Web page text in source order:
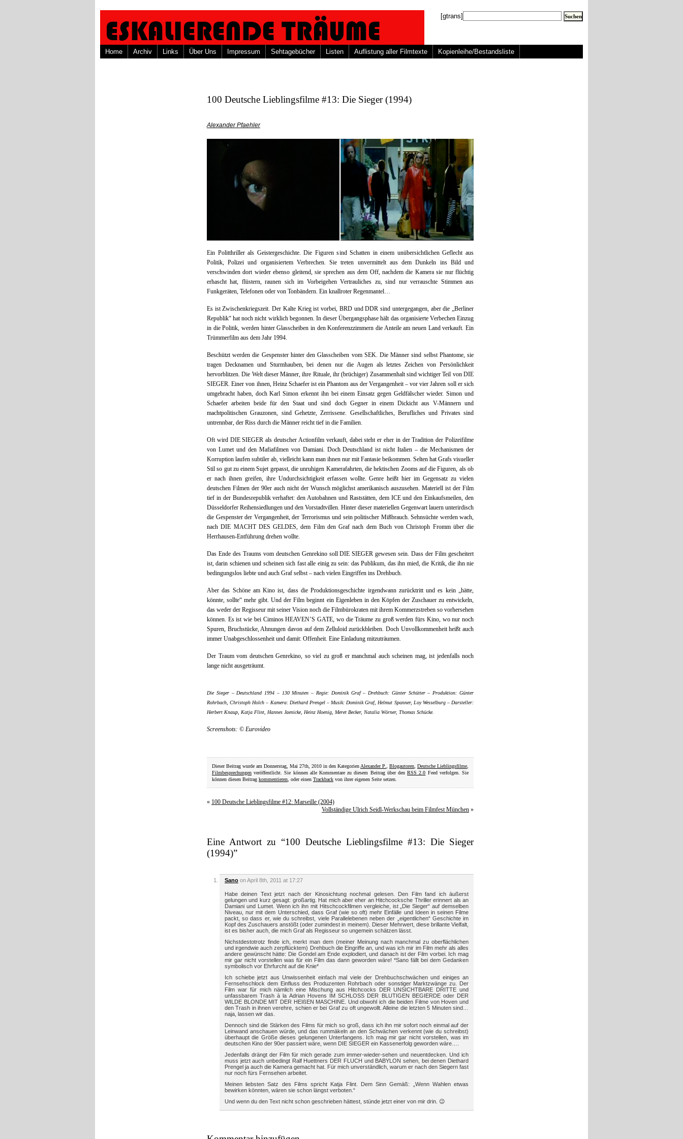
[gtrans]
Home Archiv Links Über Uns Impressum Sehtagebücher Listen Auflistung aller Filmtexte Kopienleihe/Bestandsliste
100 Deutsche Lieblingsfilme #13: Die Sieger (1994)
Alexander Pfaehler
Ein Politthriller als Geistergeschichte. Die Figuren sind Schatten in einem unübersichtlichen Geflecht aus
Politik, Polizei und organisiertem Verbrechen. Sie treten unvermittelt aus dem Dunkeln ins Bild und
verschwinden dort wieder ebenso gleitend, sie sprechen aus dem Off, nachdem die Kamera sie nur flüchtig
erhascht hat, flüstern, raunen sich im Vorbeigehen Vertrauliches zu, sind nur verrauschte Stimmen aus
Funkgeräten, Telefonen oder von Tonbändern. Ein knallroter Regenmantel…
Es ist Zwischenkriegszeit. Der Kalte Krieg ist vorbei, BRD und DDR sind untergegangen, aber die „Berliner
Republik“ hat noch nicht wirklich begonnen. In dieser Übergangsphase hält das organisierte Verbechen Einzug
in die Politik, werden hinter Glasscheiben in den Konferenzzimmern die Anteile am neuen Land verkauft. Ein
Trümmerfilm aus dem Jahr 1994.
Beschützt werden die Gespenster hinter den Glasscheiben vom SEK. Die Männer sind selbst Phantome, sie
tragen Decknamen und Sturmhauben, bei denen nur die Augen als letztes Zeichen von Persönlichkeit
hervorblitzen. Die Welt dieser Männer, ihre Rituale, ihr (brüchiger) Zusammenhalt sind wichtiger Teil von DIE
SIEGER. Einer von ihnen, Heinz Schaefer ist ein Phantom aus der Vergangenheit – vor vier Jahren soll er sich
umgebracht haben, doch Karl Simon erkennt ihn bei einem Einsatz gegen Geldfälscher wieder. Simon und
Schaefer arbeiten beide für den Staat und sind doch Gegner in einem Dickicht aus V-Männern und
machtpolitischen Grauzonen, sind Gehetzte, Zerrissene. Gesellschaftliches, Berufliches und Privates sind
untrennbar, der Riss durch die Männer reicht tief in die Familien.
Oft wird DIE SIEGER als deutscher Actionfilm verkauft, dabei steht er eher in der Tradition der Polizeifilme
von Lumet und den Mafiafilmen von Damiani. Doch Deutschland ist nicht Italien – die Mechanismen der
Korruption laufen subtiler ab, vielleicht kann man ihnen nur mit Fantasie beikommen. Selten hat Grafs visueller
Stil so gut zu einem Sujet gepasst, die unruhigen Kamerafahrten, die hektischen Zooms auf die Figuren, als ob
er nach ihnen greifen, ihre Undurchsichtigkeit erfassen wollte. Genre heißt hier im Gegensatz zu vielen
deutschen Filmen der 90er auch nicht der Wunsch möglichst amerikanisch auszusehen. Materiell ist der Film
tief in der Bundesrepublik verhaftet: den Autobahnen und Raststätten, dem ICE und den Einkaufsmeilen, den
Düsseldorfer Reihensiedlungen und den Vorstadtvillen. Hinter dieser materiellen Gegenwart lauern unterirdisch
die Gespenster der Vergangenheit, der Terrorismus und sein politischer Mißbrauch. Sehnsüchte werden wach,
nach DIE MACHT DES GELDES, dem Film den Graf nach dem Buch von Christoph Fromm über die
Herrhausen-Entführung drehen wollte.
Das Ende des Traums vom deutschen Genrekino soll DIE SIEGER gewesen sein. Dass der Film gescheitert
ist, darin schienen und scheinen sich fast alle einig zu sein: das Publikum, das ihn mied, die Kritik, die ihn nie
bedingungslos liebte und auch Graf selbst – nach vielen Eingriffen ins Drehbuch.
Aber das Schöne am Kino ist, dass die Produktionsgeschichte irgendwann zurücktritt und es kein „hätte,
könnte, sollte“ mehr gibt. Und der Film beginnt ein Eigenleben in den Köpfen der Zuschauer zu entwickeln,
das weder der Regisseur mit seiner Vision noch die Filmbürokraten mit ihrem Kommerzstreben so vorhersehen
können. Es ist wie bei Ciminos HEAVEN’S GATE, wo die Träume zu groß werden fürs Kino, wo nur noch
Spuren, Bruchstücke, Ahnungen davon auf dem Zelluloid zurückbleiben. Doch Unvollkommenheit heißt auch
immer Unabgeschlossenheit und damit: Offenheit. Eine Einladung mitzuträumen.
Der Traum vom deutschen Genrekino, so viel zu groß er manchmal auch scheinen mag, ist jedenfalls noch
lange nicht ausgeträumt.
Die Sieger – Deutschland 1994 – 130 Minuten – Regie: Dominik Graf – Drehbuch: Günter Schütter – Produktion: Günter
Rohrbach, Christoph Holch – Kamera: Diethard Prengel – Musik: Dominik Graf, Helmut Spanner, Loy Wesselburg – Darsteller:
Herbert Knaup, Katja Flint, Hannes Jaenicke, Heinz Hoenig, Meret Becker, Natalia Wörner, Thomas Schücke.
Screenshots: © Eurovideo
Dieser Beitrag wurde am Donnerstag, Mai 27th, 2010 in den Kategorien Alexander P. Blogautoren Deutsche Lieblingsfilme
Filmbesprechungen veröffentlicht. Sie können alle Kommentare zu diesem Beitrag über denRSS 2.0 Feed verfolgen. Sie
können diesen Beitrag kommentieren , oder einen Trackback von ihrer eigenen Seite setzen.
« 100 Deutsche Lieblingsfilme #12: Marseille (2004)
Vollständige Ulrich Seidl-Werkschau beim Filmfest München »
Eine Antwort zu “100 Deutsche Lieblingsfilme #13: Die Sieger
(1994)”
Sano on April 8th, 2011 at 17:27
Habe deinen Text jetzt nach der Kinosichtung nochmal gelesen. Den Film fand ich äußerst
gelungen und kurz gesagt: großartig. Hat mich aber eher an Hitchcocksche Thriller erinnert als an
Damiani und Lumet. Wenn ich ihn mit Hitschcockfilmen vergleiche, ist „Die Sieger“ auf demselben
Niveau, nur mit dem Unterschied, dass Graf (wie so oft) mehr Einfälle und Ideen in seinen Filme
packt, so dass er, wie du schreibst, viele Parallelebenen neben der „eigentlichen“ Geschichte im
Kopf des Zuschauers anstößt (oder zumindest in meinem). Dieser Mehrwert, diese brillante Vielfalt,
ist es bisher auch, die mich Graf als Regisseur so ungemein schätzen lässt.
Nichstdestotrotz finde ich, merkt man dem (meiner Meinung nach manchmal zu oberflächlichen
und irgendwie auch zerpflücktem) Drehbuch die Eingriffe an, und was ich mir im Film mehr als alles
andere gewünscht hätte: Die Gondel am Ende explodiert, und danach ist der Film vorbei. Ich mag
mir gar nicht vorstellen was für ein Film das dann geworden wäre! *Sano fällt bei dem Gedanken
symbolisch vor Ehrfurcht auf die Knie*
Ich schiebe jetzt aus Unwissenheit einfach mal viele der Drehbuchschwächen und einiges an
Fernsehschlock dem Einfluss des Produzenten Rohrbach oder sonstiger Marktzwänge zu. Der
Film war für mich nämlich eine Mischung aus Hitchcocks DER UNSICHTBARE DRITTE und
unfassbarem Trash à la Adrian Hovens IM SCHLOSS DER BLUTIGEN BEGIERDE oder DER
WILDE BLONDE MIT DER HEIßEN MASCHINE. Und obwohl ich die beiden Filme von Hoven und
den Trash in ihnen verehre, schien er bei Graf zu oft ungewollt. Alleine die letzten 5 Minuten sind…
naja, lassen wir das.
Dennoch sind die Stärken des Films für mich so groß, dass ich ihn mir sofort noch einmal auf der
Leinwand anschauen würde, und das rummäkeln an den Schwächen verkennt (wie du schreibst)
überhaupt die Größe dieses gelungenen Unterfangens. Ich mag mir gar nicht vorstellen, was im
deutschen Kino der 90er passiert wäre, wenn DIE SIEGER ein Kassenerfolg geworden wäre….
Jedenfalls drängt der Film für mich gerade zum immer-wieder-sehen und neuentdecken. Und ich
muss jetzt auch unbedingt Ralf Huettners DER FLUCH und BABYLON sehen, bei denen Diethard
Prengel ja auch die Kamera gemacht hat. Für mich unverständlich, warum er nach den Siegern fast
nur noch fürs Fernsehen arbeitet.
Meinen liebsten Satz des Films spricht Katja Flint. Dem Sinn Gemäß: „Wenn Wahlen etwas
bewirken könnten, wären sie schon längst verboten.“
Und wenn du den Text nicht schon geschrieben hättest, stünde jetzt einer von mir drin. 😉